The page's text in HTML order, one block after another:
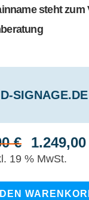
steht zum
D-SIGNAGE.DE
€
Preis
1.490,00 €
1.249,00
19 % MwSt.
DEN